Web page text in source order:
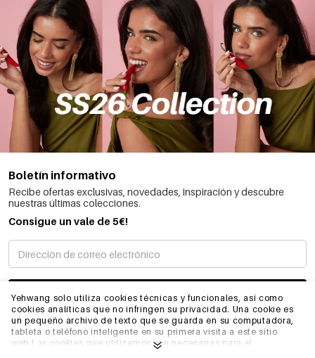
Yehwang solo utiliza cookies técnicas y funcionales, así como
cookies analíticas que no infringen su privacidad. Una cookie es
un pequeño archivo de texto que se guarda en su computadora,
tableta o teléfono inteligente en su primera visita a este sitio
web.Las cookies que utilizamos son necesarias para el
Boletín informativo
Recibe ofertas exclusivas, novedades, inspiración y descubre
nuestras últimas colecciones.
Consigue un vale de 5€!
SUSCRIBIRME
INFORMACIÓN